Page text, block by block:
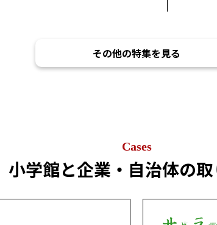
その他の特集を見る
Cases
小学館と企業・自治体の